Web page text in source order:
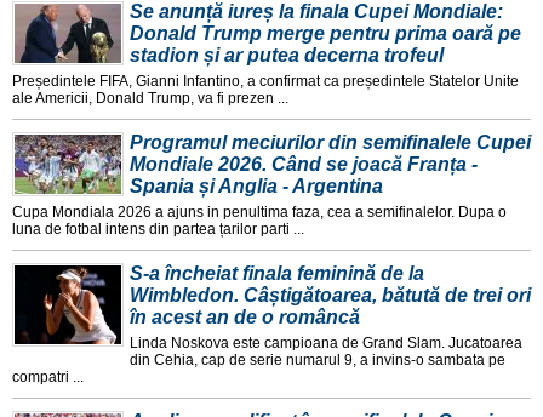
Se anunță iureș la finala Cupei Mondiale:
Donald Trump merge pentru prima oară pe
stadion și ar putea decerna trofeul
Președintele FIFA, Gianni Infantino, a confirmat ca președintele Statelor Unite
ale Americii, Donald Trump, va fi prezen ...
Programul meciurilor din semifinalele Cupei
Mondiale 2026. Când se joacă Franța -
Spania și Anglia - Argentina
Cupa Mondiala 2026 a ajuns in penultima faza, cea a semifinalelor. Dupa o
luna de fotbal intens din partea țarilor parti ...
S-a încheiat finala feminină de la
Wimbledon. Câștigătoarea, bătută de trei ori
în acest an de o româncă
Linda Noskova este campioana de Grand Slam. Jucatoarea
din Cehia, cap de serie numarul 9, a invins-o sambata pe
compatri ...